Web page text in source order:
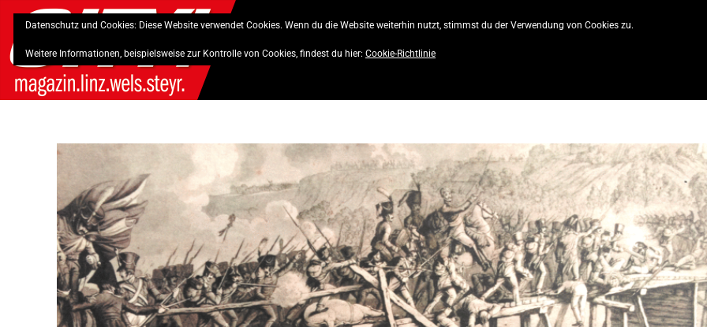
content
Datenschutz und Cookies: Diese Website verwendet Cookies. Wenn du die Website weiterhin nutzt, stimmst du der Verwendung von Cookies zu.
Weitere Informationen, beispielsweise zur Kontrolle von Cookies, findest du hier: Cookie-Richtlinie